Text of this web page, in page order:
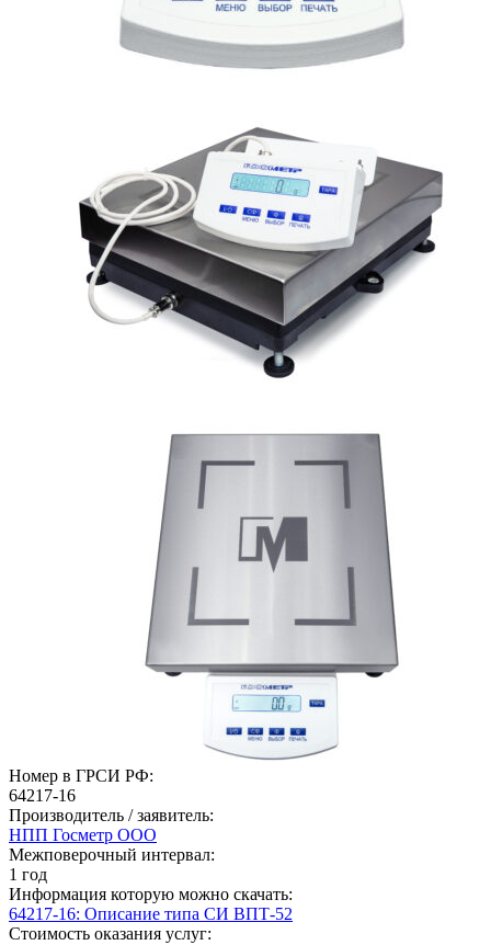
Номер в ГРСИ РФ:
64217-16
Производитель / заявитель:
НПП Госметр ООО
Межповерочный интервал:
1 год
Информация которую можно скачать:
64217-16: Описание типа СИ ВПТ-52
Стоимость оказания услуг: